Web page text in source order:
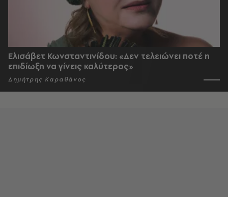
Ελισάβετ Κωνσταντινίδου: «Δεν τελειώνει ποτέ η
επιδίωξη να γίνεις καλύτερος»
Δημήτρης Καραθάνος